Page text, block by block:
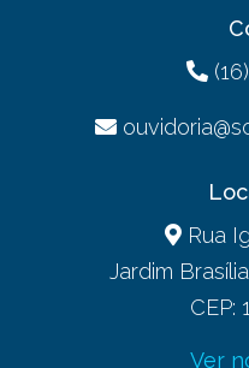
Rua
Jardim
CEP:
Ver